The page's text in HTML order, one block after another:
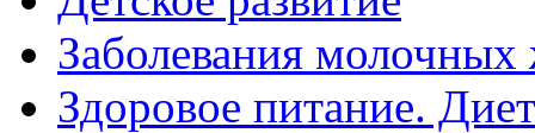
Заболевания молочных
Здоровое питание.